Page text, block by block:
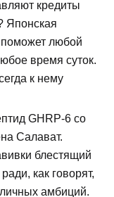
кредиты
Японская
любой
время суток.
к нему
GHRP-6 со
Салават.
блестящий
как говорят,
амбиций.